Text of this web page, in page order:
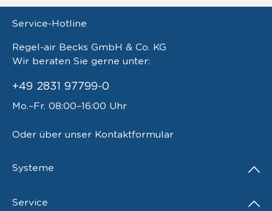
Service-Hotline
Regel-air Becks GmbH & Co. KG
Wir beraten Sie gerne unter:
+49 2831 97799-0
Mo.–Fr. 08:00–16:00 Uhr
Oder über unser Kontaktformular
Systeme
Service